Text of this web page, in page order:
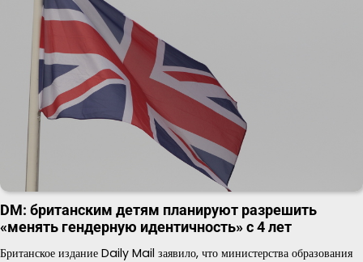
DM: британским детям планируют разрешить
«менять гендерную идентичность» с 4 лет
Британское издание Daily Mail заявило, что министерства образования